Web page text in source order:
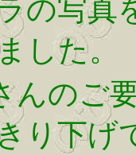
の写真
した。
んのご
り下げ